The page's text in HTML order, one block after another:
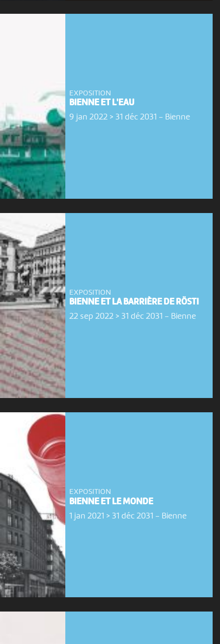
EXPOSITION
BIENNE ET L'EAU
9 jan 2022 > 31 déc 2031 - Bienne
EXPOSITION
BIENNE ET LA BARRIÈRE DE RÖSTI
22 sep 2022 > 31 déc 2031 - Bienne
EXPOSITION
BIENNE ET LE MONDE
1 jan 2021 > 31 déc 2031 - Bienne